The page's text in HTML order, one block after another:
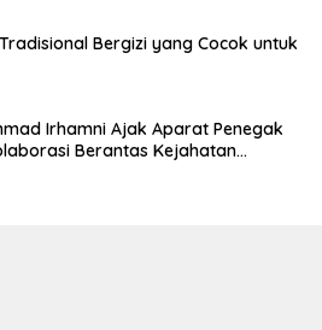
Bergizi yang Cocok untuk
Irhamni Ajak Aparat Penegak
Berantas Kejahatan